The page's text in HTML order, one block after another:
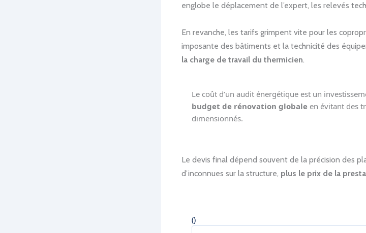
englobe le déplacement de l’expert, les relevés
En revanche, les tarifs grimpent vite pour les
imposante des bâtiments et la technicité des
la charge de travail du thermicien.
Le coût d’un audit énergétique est un
budget de rénovation globale en évitant des
dimensionnés.
Le devis final dépend souvent de la précision des
d’inconnues sur la structure, plus le prix de la
()